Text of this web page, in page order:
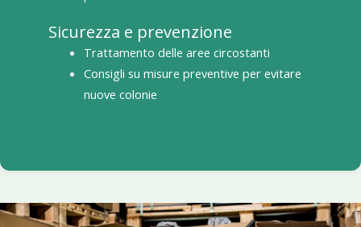
Sicurezza e prevenzione
Trattamento delle aree circostanti
Consigli su misure preventive per evitare
nuove colonie